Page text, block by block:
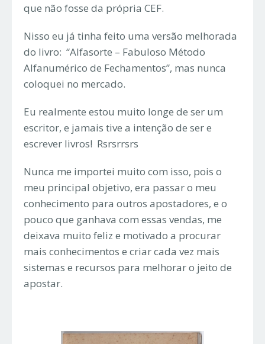
que não fosse da própria CEF.
Nisso eu já tinha feito uma versão melhorada
do livro: “Alfasorte – Fabuloso Método
Alfanumérico de Fechamentos”, mas nunca
coloquei no mercado.
Eu realmente estou muito longe de ser um
escritor, e jamais tive a intenção de ser e
escrever livros! Rsrsrrsrs
Nunca me importei muito com isso, pois o
meu principal objetivo, era passar o meu
conhecimento para outros apostadores, e o
pouco que ganhava com essas vendas, me
deixava muito feliz e motivado a procurar
mais conhecimentos e criar cada vez mais
sistemas e recursos para melhorar o jeito de
apostar.